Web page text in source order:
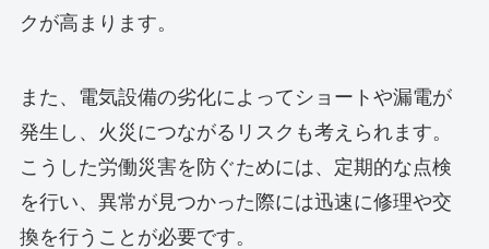
クが高まります。
また、電気設備の劣化によってショートや漏電が
発生し、火災につながるリスクも考えられます。
こうした労働災害を防ぐためには、定期的な点検
を行い、異常が見つかった際には迅速に修理や交
換を行うことが必要です。